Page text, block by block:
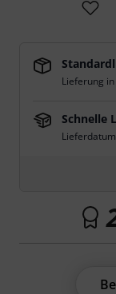
Lieferung
Schnelle